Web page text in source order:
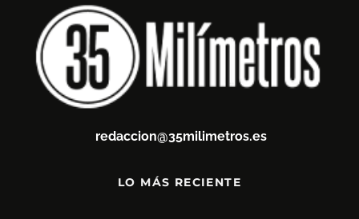
redaccion@35milimetros.es
LO MÁS RECIENTE